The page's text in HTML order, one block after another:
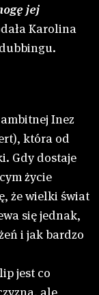
jej
Karolina
Inez
która od
Gdy dostaje
życie
że wielki świat
się jednak,
i jak bardzo
jest co
ale